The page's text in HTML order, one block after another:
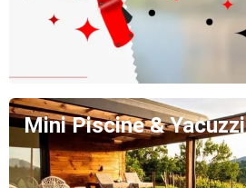
Mini Piscine & Yacuzzi